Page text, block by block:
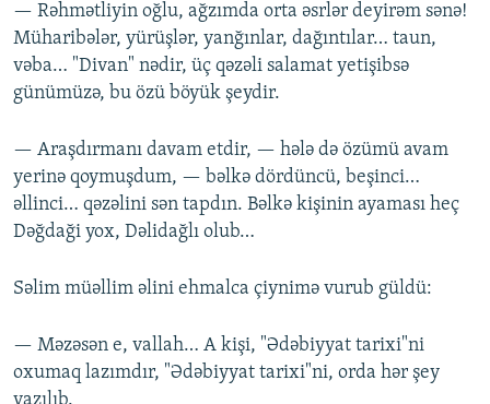
— Rəhmətliyin oğlu, ağzımda orta əsrlər deyirəm sənə!
Müharibələr, yürüşlər, yanğınlar, dağıntılar… taun,
vəba… "Divan" nədir, üç qəzəli salamat yetişibsə
günümüzə, bu özü böyük şeydir.
— Araşdırmanı davam etdir, — hələ də özümü avam
yerinə qoymuşdum, — bəlkə dördüncü, beşinci…
əllinci… qəzəlini sən tapdın. Bəlkə kişinin ayaması heç
Dəğdaği yox, Dəlidağlı olub…
Səlim müəllim əlini ehmalca çiynimə vurub güldü:
— Məzəsən e, vallah… A kişi, "Ədəbiyyat tarixi"ni
oxumaq lazımdır, "Ədəbiyyat tarixi"ni, orda hər şey